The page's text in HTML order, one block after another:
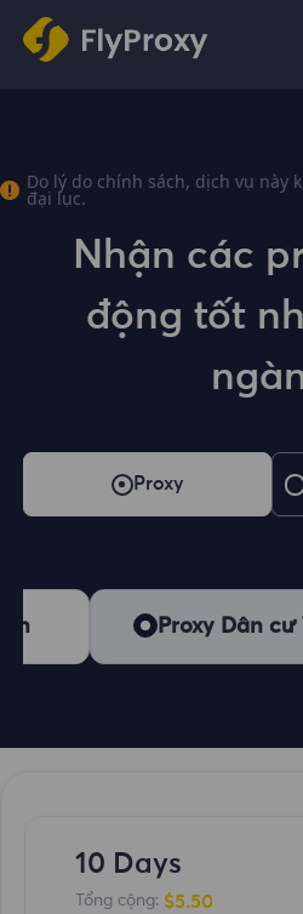
Do lý do chính sách, dịch vụ này
đại lục.
Nhận các
động tốt
Proxy
Proxy Dân cư
10 Days
Tổng cộng: $5.50